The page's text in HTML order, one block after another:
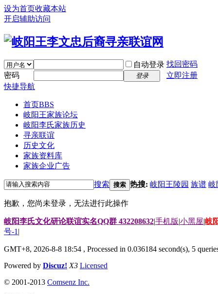
设为首页收藏本站
开启辅助访问
自动登录 找回密码
密码
登录
立即注册
快捷导航
首页BBS
岐阳王家族论坛
岐阳李氏家族历史
寻亲联谊
历史文化
家族资料库
家族企业广告
搜索 搜索 热搜: 岐阳王陵园 族谱 岐
抱歉，您尚未登录，无法进行此操作
岐阳李氏文化研论联谊实名QQ群 432208632|手机版|小黑屋|岐
号-1 |
GMT+8, 2026-8-8 18:54 , Processed in 0.036184 second(s), 5
Powered by Discuz! X3 Licensed
© 2001-2013 Comsenz Inc.